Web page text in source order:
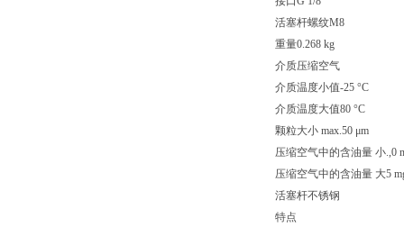
活塞杆螺纹M8
重量0.268 kg
介质压缩空气
介质温度小值-25 °C
介质温度大值80 °C
颗粒大小 max.50 μm
压缩空气中的含油量 小.,0
压缩空气中的含油量 大5
活塞杆不锈钢
特点